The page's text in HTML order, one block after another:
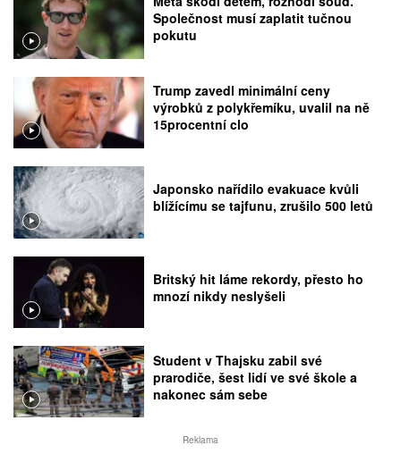
Společnost musí zaplatit tučnou
pokutu
Trump zavedl minimální ceny
výrobků z polykřemíku, uvalil na ně
15procentní clo
Japonsko nařídilo evakuace kvůli
blížícímu se tajfunu, zrušilo 500 letů
Britský hit láme rekordy, přesto ho
mnozí nikdy neslyšeli
Student v Thajsku zabil své
prarodiče, šest lidí ve své škole a
nakonec sám sebe
Reklama